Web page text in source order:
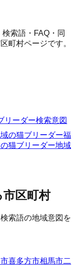
索語・FAQ・同
町村ページです。
リーダー検索意図
の猫ブリーダー福
の猫ブリーダー地域
区町村
索語の地域意図を
喜多方市相馬市二